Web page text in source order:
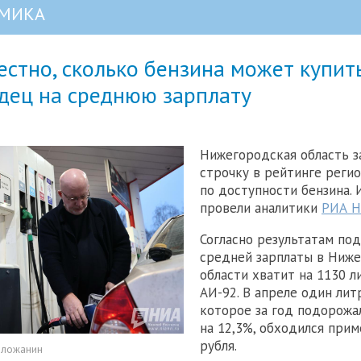
сколько бензина может
на среднюю зарплату
Нижегородская область
строчку в рейтинге
по доступности бензина.
провели аналитики РИА
Согласно результатам
средней зарплаты в
области хватит на 1130
АИ-92. В апреле один
которое за год
на 12,3%, обходился
рубля.